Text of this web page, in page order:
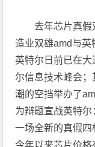
去年芯片真假
造业双雄amd与英
英特尔日前已在
尔信息技术峰会
潮的空挡举办了
为辩题宣战英特尔
一场全新的真假
今年以来芯片价